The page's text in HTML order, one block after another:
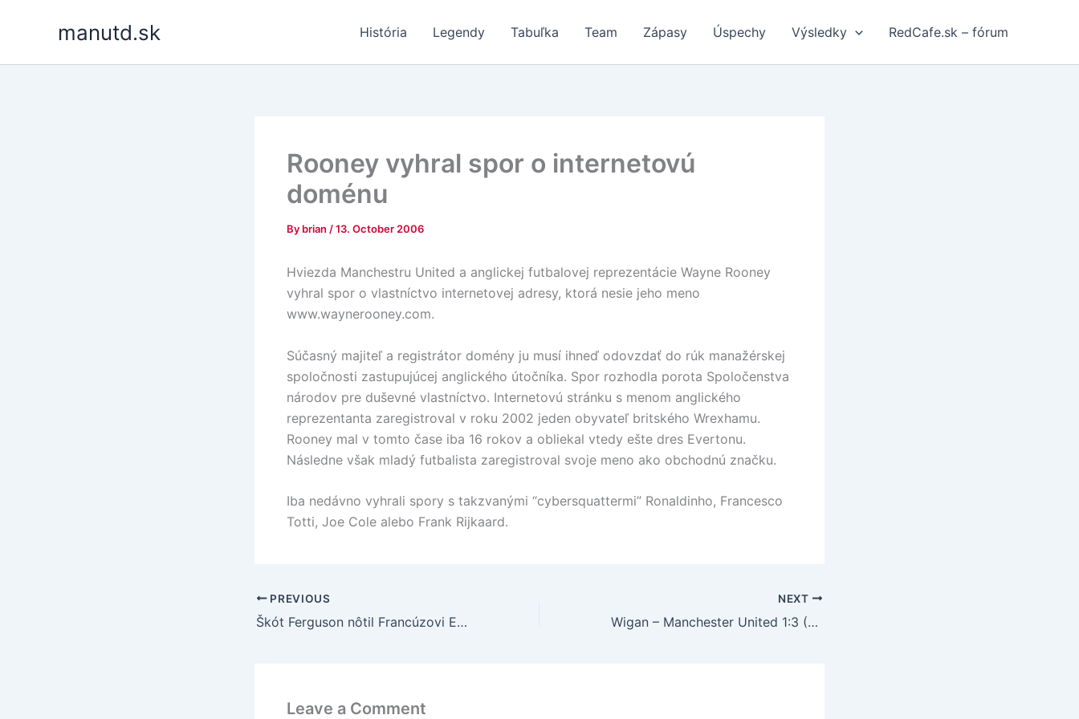
manutd.sk História Legendy Tabuľka Team Zápasy Úspechy Výsledky RedCafe.sk – fórum
Rooney vyhral spor o internetovú
doménu
By brian /13. October 2006
Hviezda Manchestru United a anglickej futbalovej reprezentácie Wayne Rooney
vyhral spor o vlastníctvo internetovej adresy, ktorá nesie jeho meno
www.waynerooney.com.
Súčasný majiteľ a registrátor domény ju musí ihneď odovzdať do rúk manažérskej
spoločnosti zastupujúcej anglického útočníka. Spor rozhodla porota Spoločenstva
národov pre duševné vlastníctvo. Internetovú stránku s menom anglického
reprezentanta zaregistroval v roku 2002 jeden obyvateľ britského Wrexhamu.
Rooney mal v tomto čase iba 16 rokov a obliekal vtedy ešte dres Evertonu.
Následne však mladý futbalista zaregistroval svoje meno ako obchodnú značku.
Iba nedávno vyhrali spory s takzvanými “cybersquattermi” Ronaldinho, Francesco
Totti, Joe Cole alebo Frank Rijkaard.
PREVIOUS
Škót Ferguson nôtil Francúzovi Evrovi marseillaisu
NEXT
Wigan – Manchester United 1:3 (1:0)
Leave a Comment